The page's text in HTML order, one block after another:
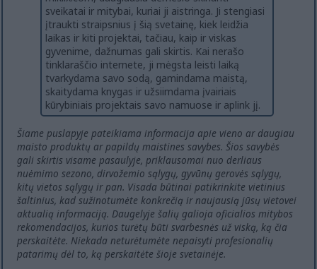
sveikatai ir mitybai, kuriai ji aistringa. Ji stengiasi
įtraukti straipsnius į šią svetainę, kiek leidžia
laikas ir kiti projektai, tačiau, kaip ir viskas
gyvenime, dažnumas gali skirtis. Kai nerašo
tinklaraščio internete, ji mėgsta leisti laiką
tvarkydama savo sodą, gamindama maistą,
skaitydama knygas ir užsiimdama įvairiais
kūrybiniais projektais savo namuose ir aplink jį.
Šiame puslapyje pateikiama informacija apie vieno ar daugiau
maisto produktų ar papildų maistines savybes. Šios savybės
gali skirtis visame pasaulyje, priklausomai nuo derliaus
nuėmimo sezono, dirvožemio sąlygų, gyvūnų gerovės sąlygų,
kitų vietos sąlygų ir pan. Visada būtinai patikrinkite vietinius
šaltinius, kad sužinotumėte konkrečią ir naujausią jūsų vietovei
aktualią informaciją. Daugelyje šalių galioja oficialios mitybos
rekomendacijos, kurios turėtų būti svarbesnės už viską, ką čia
perskaitėte. Niekada neturėtumėte nepaisyti profesionalių
patarimų dėl to, ką perskaitėte šioje svetainėje.